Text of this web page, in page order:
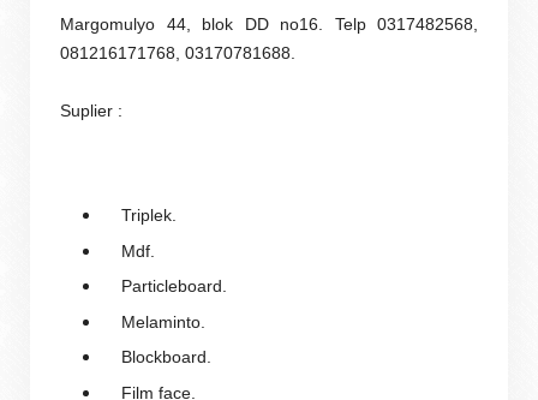
Margomulyo 44, blok DD no16. Telp 0317482568,
081216171768, 03170781688.
Suplier :
Triplek.
Mdf.
Particleboard.
Melaminto.
Blockboard.
Film face.